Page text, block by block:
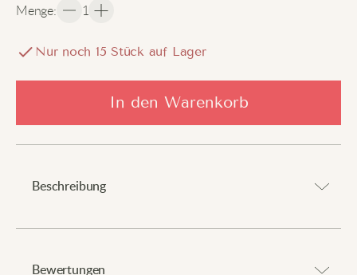
Menge: 1
Nur noch 15 Stück auf Lager
In den Warenkorb
Beschreibung
Bewertungen